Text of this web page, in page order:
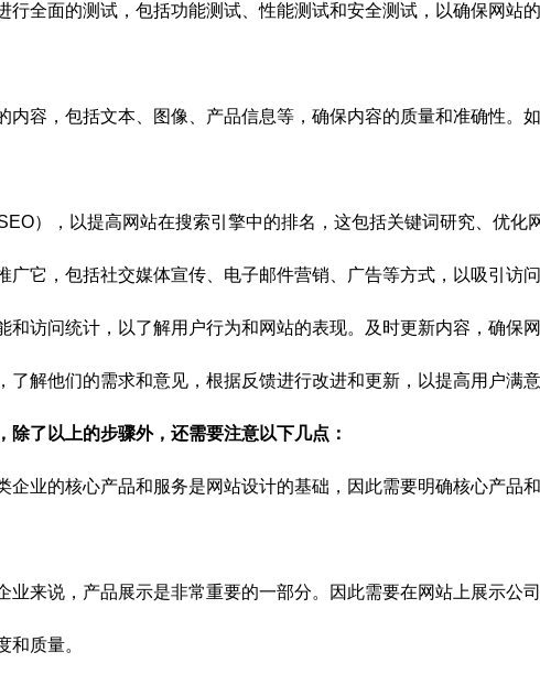
行全面的测试，包括功能测试、性能测试和安全测试，以确保网站
内容，包括文本、图像、产品信息等，确保内容的质量和准确性。
），以提高网站在搜索引擎中的排名，这包括关键词研究、优化
广它，包括社交媒体宣传、电子邮件营销、广告等方式，以吸引访
和访问统计，以了解用户行为和网站的表现。及时更新内容，确保
了解他们的需求和意见，根据反馈进行改进和更新，以提高用户满意
除了以上的步骤外，还需要注意以下几点：
企业的核心产品和服务是网站设计的基础，因此需要明确核心产品
业来说，产品展示是非常重要的一部分。因此需要在网站上展示公
和质量。